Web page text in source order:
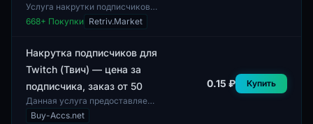
Услуга накрутки подписчиков в
социальной сети Twitch
позволяет получить
начиная с заказа от 50...
668+ Покупки Retriv.Market
Накрутка подписчиков для
Twitch (Твич) — цена за
подписчика, заказ от 50
Данная услуга предоставляет
накрутку подписчиков для
Buy-Accs.net
0.15 ₽ Купить